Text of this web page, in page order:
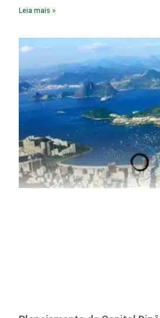
material. A produção de um alumínio
insumo, a sucata, devido, sobretudo,
pela matéria-prima.
Leia mais »